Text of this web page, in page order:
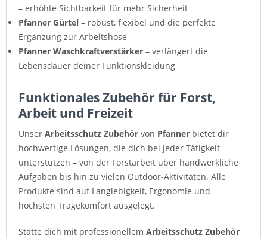
– erhöhte Sichtbarkeit für mehr Sicherheit
Pfanner Gürtel – robust, flexibel und die perfekte
Ergänzung zur Arbeitshose
Pfanner Waschkraftverstärker – verlängert die
Lebensdauer deiner Funktionskleidung
Funktionales Zubehör für Forst,
Arbeit und Freizeit
Unser Arbeitsschutz Zubehör von Pfanner bietet dir
hochwertige Lösungen, die dich bei jeder Tätigkeit
unterstützen – von der Forstarbeit über handwerkliche
Aufgaben bis hin zu vielen Outdoor-Aktivitäten. Alle
Produkte sind auf Langlebigkeit, Ergonomie und
höchsten Tragekomfort ausgelegt.
Statte dich mit professionellem Arbeitsschutz Zubehör